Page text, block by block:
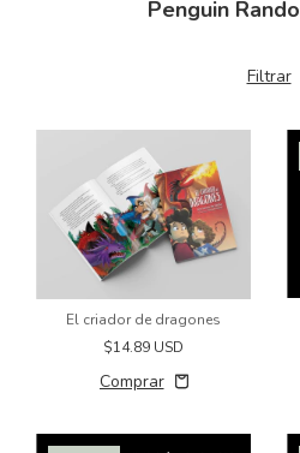
Penguin
Filtrar
El criador de dragones
$14.89 USD